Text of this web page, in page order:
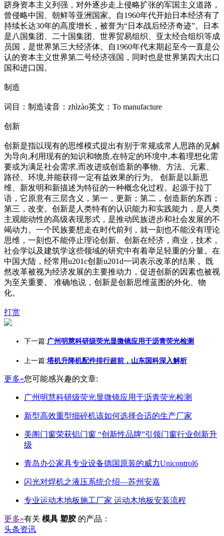
跻身资本主义列强，对外逐步走上侵略扩张的军国主义道路，
曾侵略中国、朝鲜等亚洲国家。自1960年代开始日本经济有了
持续长达30年的高度增长，被誉为“日本战后经济奇迹”。日本
是八国集团、二十国集团、世界贸易组织、亚太经合组织等成
员国，是世界第三大经济体。自1960年代末期起至今一直是公
认的资本主义世界第二号经济强国，同时也是世界第四大出口
国和进口国。
制造
词目：制造读音：zhìzào英文：To manufacture
创新
创新是指以现有的思维模式提出有别于常规或常人思路的见解
为导向,利用现有的知识和物质,在特定的环境中,本着理想化需
要或为满足社会需求,而改进或创造新的事物、方法、元素、
路径、环境,并能获得一定有益效果的行为。 创新是以新思
维、新发明和新描述为特征的一种概念化过程。起源于拉丁
语，它原意有三层含义，第一，更新；第二，创造新的东西；
第三，改变。创新是人类特有的认识能力和实践能力，是人类
主观能动性的高级表现形式，是推动民族进步和社会发展的不
竭动力。一个民族要想走在时代前列，就一刻也不能没有理论
思维，一刻也不能停止理论创新。创新在经济，商业，技术，
社会学以及建筑学这些领域的研究中有着举足轻重的分量。在
中国大陆，经常用u201c创新u201d一词表示改革的结果 。既
然改革被视为经济发展的主要推动力，促进创新的因素也被视
为至关重要。 准确地说，创新是创新思维蓝图的外化、物
化。
打赏
下一篇:广州明慧科研级荧光显微镜应用于沥青荧光检测
上一篇:塔机升降机配件排行超前，山东国科深入解析
更多»您可能感兴趣的文章:
广州明慧科研级荧光显微镜应用于沥青荧光检测
新型高效重型细碎机该如何选择合适的生产厂家
美阁门窗荣获铝门窗 “创新性品牌”引领门窗行业创新升
级
青岛办公家具专业设备德国原装的威力Unicontrol6
闪光对焊机之液压系统介绍—苏州安嘉
专业运动木地板施工厂家 运动木地板安装流程
更多»有关 模具 塑胶 的产品：
头条资讯